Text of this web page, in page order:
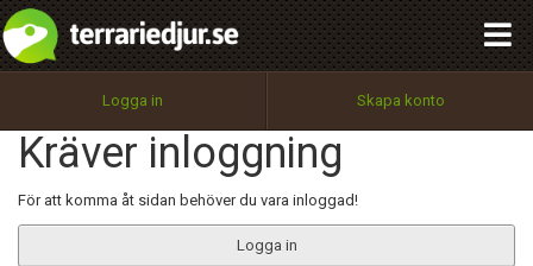
Logga in Skapa konto
Kräver inloggning
För att komma åt sidan behöver du vara inloggad!
Logga in
Utför
100%
OK
integritetspolicy
Namn:
Epost:
Begär nytt lösenord
Tillbaka till förstasidan